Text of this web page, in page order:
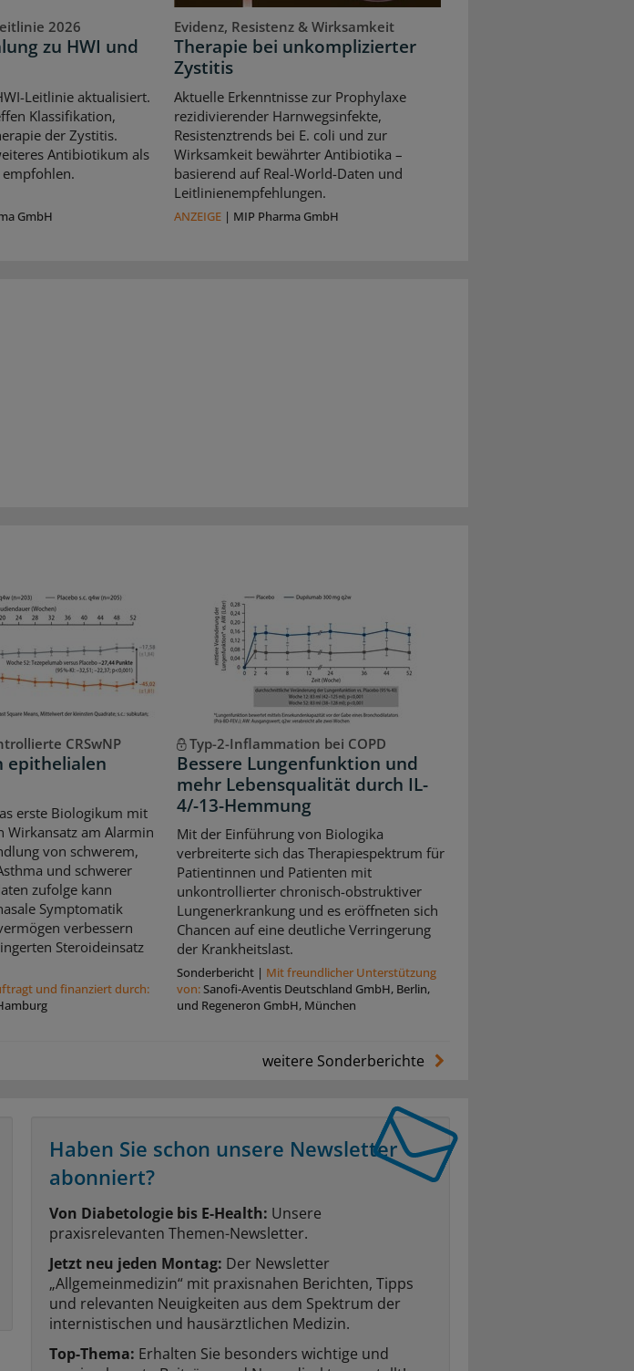
2026
zu HWI und
Leitlinie aktualisiert.
Klassifikation,
der Zystitis.
Antibiotikum als
GmbH
Evidenz, Resistenz & Wirksamkeit
Therapie bei unkomplizierter
Zystitis
Aktuelle Erkenntnisse zur Prophylaxe
rezidivierender Harnwegsinfekte,
Resistenztrends bei E. coli und zur
Wirksamkeit bewährter Antibiotika –
basierend auf Real-World-Daten und
Leitlinienempfehlungen.
ANZEIGE| MIP Pharma GmbH
CRSwNP
epithelialen
erste Biologikum mit
Wirkansatz am Alarmin
von schwerem,
und schwerer
zufolge kann
Symptomatik
verbessern
Steroideinsatz
und ﬁnanziert durch:
Typ-2-Inflammation bei COPD
Bessere Lungenfunktion und
mehr Lebensqualität durch IL-
4/-13-Hemmung
Mit der Einführung von Biologika
verbreiterte sich das Therapiespektrum für
Patientinnen und Patienten mit
unkontrollierter chronisch-obstruktiver
Lungenerkrankung und es eröffneten sich
Chancen auf eine deutliche Verringerung
der Krankheitslast.
Sonderbericht| Mit freundlicher Unterstützung
von:Sanoﬁ-Aventis Deutschland GmbH, Berlin,
und Regeneron GmbH, München
weitere Sonderberichte
Haben Sie schon unsere Newsletter
abonniert?
Von Diabetologie bis E-Health: Unsere
praxisrelevanten Themen-Newsletter.
Jetzt neu jeden Montag: Der Newsletter
„Allgemeinmedizin“ mit praxisnahen Berichten, Tipps
und relevanten Neuigkeiten aus dem Spektrum der
internistischen und hausärztlichen Medizin.
Top-Thema: Erhalten Sie besonders wichtige und